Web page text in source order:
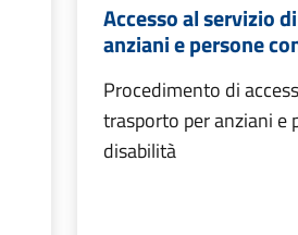
Accesso al servizio
anziani e persone
Procedimento di
trasporto per anziani e
disabilità